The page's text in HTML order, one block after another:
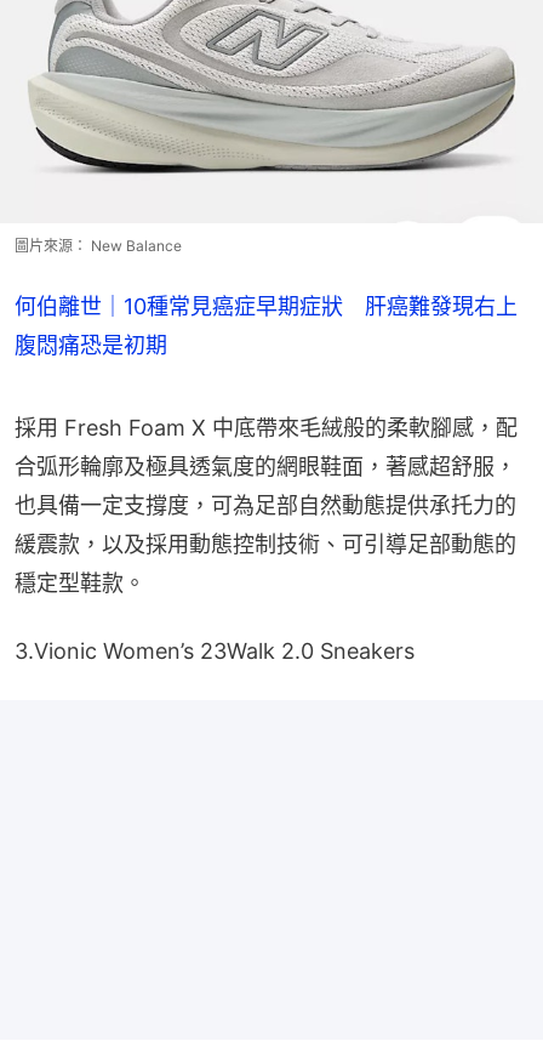
圖片來源： New Balance
何伯離世｜10種常見癌症早期症狀 肝癌難發現右上
腹悶痛恐是初期
採用 Fresh Foam X 中底帶來毛絨般的柔軟腳感，配
合弧形輪廓及極具透氣度的網眼鞋面，著感超舒服，
也具備一定支撐度，可為足部自然動態提供承托力的
緩震款，以及採用動態控制技術、可引導足部動態的
穩定型鞋款。
3.Vionic Women’s 23Walk 2.0 Sneakers